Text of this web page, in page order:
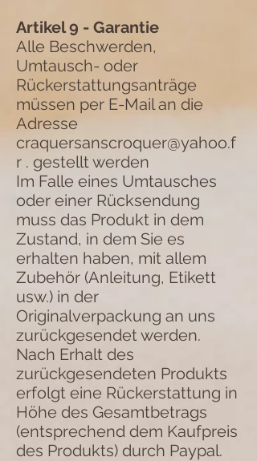
Artikel 9 - Garantie
Alle Beschwerden,
Umtausch- oder
Rückerstattungsanträge
müssen per E-Mail an die
Adresse
craquersanscroquer@yahoo.f
r . gestellt werden
Im Falle eines Umtausches
oder einer Rücksendung
muss das Produkt in dem
Zustand, in dem Sie es
erhalten haben, mit allem
Zubehör (Anleitung, Etikett
usw.) in der
Originalverpackung an uns
zurückgesendet werden.
Nach Erhalt des
zurückgesendeten Produkts
erfolgt eine Rückerstattung in
Höhe des Gesamtbetrags
(entsprechend dem Kaufpreis
des Produkts) durch Paypal.